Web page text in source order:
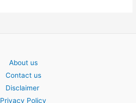
About us
Contact us
Disclaimer
Privacy Policy